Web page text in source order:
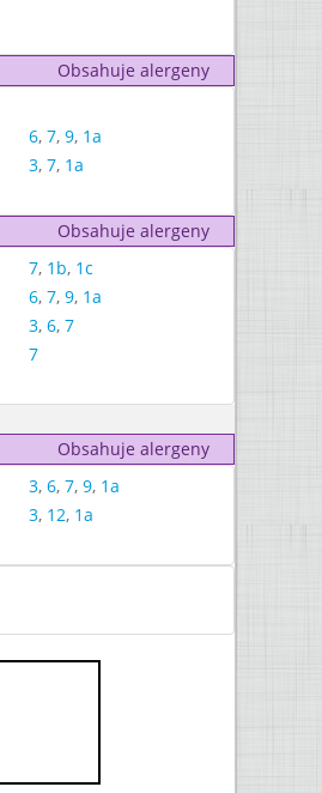
Obsahuje alergeny
6, 7, 9, 1a
3, 7, 1a
Obsahuje alergeny
7, 1b, 1c
6, 7, 9, 1a
3, 6, 7
7
Obsahuje alergeny
3, 6, 7, 9, 1a
3, 12, 1a